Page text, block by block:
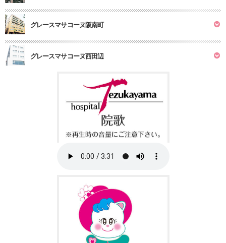
グレースマサコーヌ阪南町
グレースマサコーヌ西田辺